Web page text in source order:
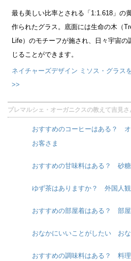
最も美しい比率とされる「1:1.618」の
作られたグラス。底面には生命の木（
Life）のモチーフが施され、日々宇宙の
じることができます。
ネイチャーズデザイン ミソス・グラス
>>
プレマルシェ・オーガニクスの教えて吉見さ
おすすめのコーヒーはある？
お客さま
おすすめの甘味料はある？ 砂糖
ゆず茶はありますか？ 外国人観
おすすめの部屋着はある？ 部
おなかにいいことがしたい お
おすすめの調味料はある？ 料理